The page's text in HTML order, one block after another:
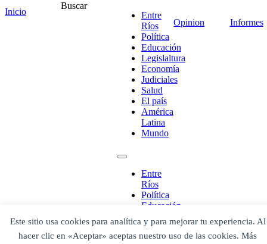
Este sitio usa cookies para analítica y para mejorar tu experiencia. Al
hacer clic en «Aceptar» aceptas nuestro uso de las cookies. Más
Inicio
Buscar
Entre
Ríos
Política
Educación
Legislaltura
Economía
Judiciales
Salud
El país
América
Latina
Mundo
Entre
Ríos
Política
Educación
Legislaltura
Economía
Judiciales
Opinion Informes
¡Ponete en contacto!
Escribe aquí abajo lo que desees buscar
Buscar